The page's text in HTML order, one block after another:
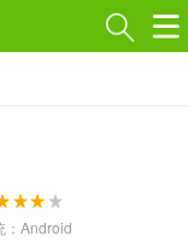
：Android